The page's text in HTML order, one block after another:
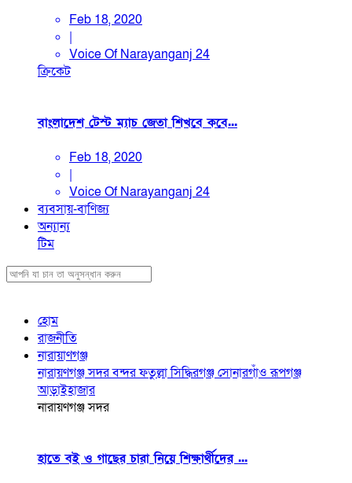
Feb 18, 2020
|
Voice Of Narayanganj 24
ক্রিকেট
বাংলাদেশ টেস্ট ম্যাচ জেতা শিখবে কবে...
Feb 18, 2020
|
Voice Of Narayanganj 24
ব্যবসায়-বাণিজ্য
অন্যান্য
টিম
হোম
রাজনীতি
নারায়াণগঞ্জ
নারায়ণগঞ্জ সদরবন্দরফতুল্লাসিদ্ধিরগঞ্জসোনারগাঁওরূপগঞ্জ
আড়াইহাজার
নারায়ণগঞ্জ সদর
হাতে বই ও গাছের চারা নিয়ে শিক্ষার্থীদের ...